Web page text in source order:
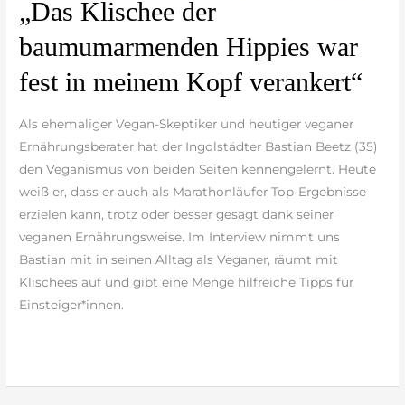
„Das Klischee der
baumumarmenden Hippies war
fest in meinem Kopf verankert“
Als ehemaliger Vegan-Skeptiker und heutiger veganer
Ernährungsberater hat der Ingolstädter Bastian Beetz (35)
den Veganismus von beiden Seiten kennengelernt. Heute
weiß er, dass er auch als Marathonläufer Top-Ergebnisse
erzielen kann, trotz oder besser gesagt dank seiner
veganen Ernährungsweise. Im Interview nimmt uns
Bastian mit in seinen Alltag als Veganer, räumt mit
Klischees auf und gibt eine Menge hilfreiche Tipps für
Einsteiger*innen.
„Das
Klischee
der
baumumarmenden
Hippies
war
fest
in
meinem
Kopf
verankert“